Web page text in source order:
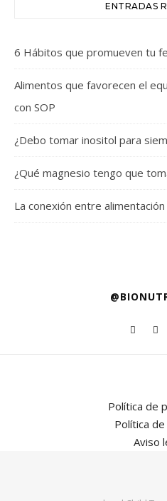
ENTRADAS
6 Hábitos que promueven tu
Alimentos que favorecen el
con SOP
¿Debo tomar inositol para
¿Qué magnesio tengo que
La conexión entre
Política de
Política
Aviso